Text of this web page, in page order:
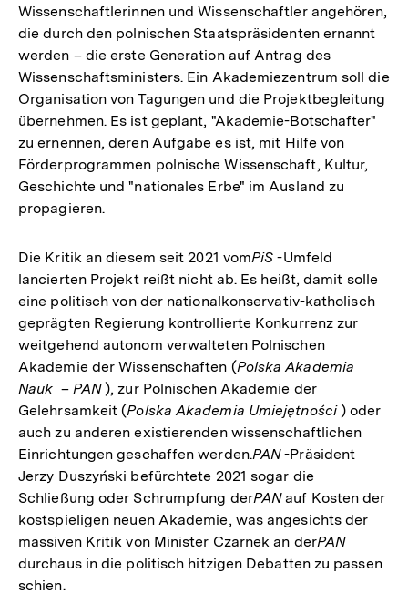
Wissenschaftlerinnen und Wissenschaftler angehören,
die durch den polnischen Staatspräsidenten ernannt
werden – die erste Generation auf Antrag des
Wissenschaftsministers. Ein Akademiezentrum soll die
Organisation von Tagungen und die Projektbegleitung
übernehmen. Es ist geplant, "Akademie-Botschafter"
zu ernennen, deren Aufgabe es ist, mit Hilfe von
Förderprogrammen polnische Wissenschaft, Kultur,
Geschichte und "nationales Erbe" im Ausland zu
propagieren.
Die Kritik an diesem seit 2021 vomPiS-Umfeld
lancierten Projekt reißt nicht ab. Es heißt, damit solle
eine politisch von der nationalkonservativ-katholisch
geprägten Regierung kontrollierte Konkurrenz zur
weitgehend autonom verwalteten Polnischen
Akademie der Wissenschaften (Polska Akademia
Nauk – PAN), zur Polnischen Akademie der
Gelehrsamkeit (Polska Akademia Umiejętności) oder
auch zu anderen existierenden wissenschaftlichen
Einrichtungen geschaffen werden.PAN-Präsident
Jerzy Duszyński befürchtete 2021 sogar die
Schließung oder Schrumpfung derPANauf Kosten der
kostspieligen neuen Akademie, was angesichts der
massiven Kritik von Minister Czarnek an derPAN
durchaus in die politisch hitzigen Debatten zu passen
schien.